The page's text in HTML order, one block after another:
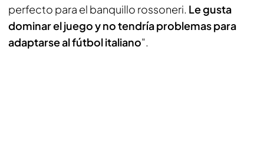
perfecto para el banquillo rossoneri. Le gusta
dominar el juego y no tendría problemas para
adaptarse al fútbol italiano".